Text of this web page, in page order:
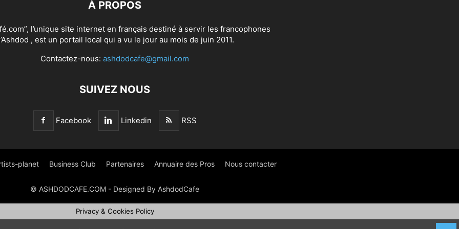
À PROPOS
l’unique site internet en français destiné à servir les francophones
, est un portail local qui a vu le jour au mois de juin 2011.
Contactez-nous: ashdodcafe@gmail.com
SUIVEZ NOUS
Facebook Linkedin RSS
planet Business Club Partenaires Annuaire des Pros Nous contacter
© ASHDODCAFE.COM - Designed By AshdodCafe
Privacy & Cookies Policy